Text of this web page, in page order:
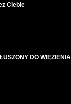
Ciebie
DO WIĘZIENIA